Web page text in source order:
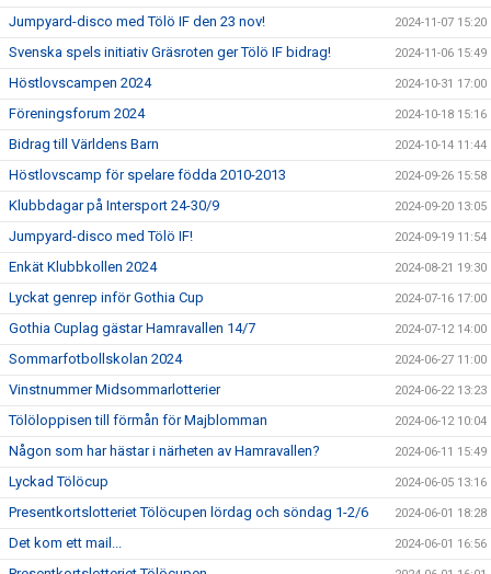
Jumpyard-disco med Tölö IF den 23 nov! 2024-11-07 15:20
Svenska spels initiativ Gräsroten ger Tölö IF bidrag! 2024-11-06 15:49
Höstlovscampen 2024 2024-10-31 17:00
Föreningsforum 2024 2024-10-18 15:16
Bidrag till Världens Barn 2024-10-14 11:44
Höstlovscamp för spelare födda 2010-2013 2024-09-26 15:58
Klubbdagar på Intersport 24-30/9 2024-09-20 13:05
Jumpyard-disco med Tölö IF! 2024-09-19 11:54
Enkät Klubbkollen 2024 2024-08-21 19:30
Lyckat genrep inför Gothia Cup 2024-07-16 17:00
Gothia Cuplag gästar Hamravallen 14/7 2024-07-12 14:00
Sommarfotbollskolan 2024 2024-06-27 11:00
Vinstnummer Midsommarlotterier 2024-06-22 13:23
Tölöloppisen till förmån för Majblomman 2024-06-12 10:04
Någon som har hästar i närheten av Hamravallen? 2024-06-11 15:49
Lyckad Tölöcup 2024-06-05 13:16
Presentkortslotteriet Tölöcupen lördag och söndag 1-2/6 2024-06-01 18:28
Det kom ett mail... 2024-06-01 16:56